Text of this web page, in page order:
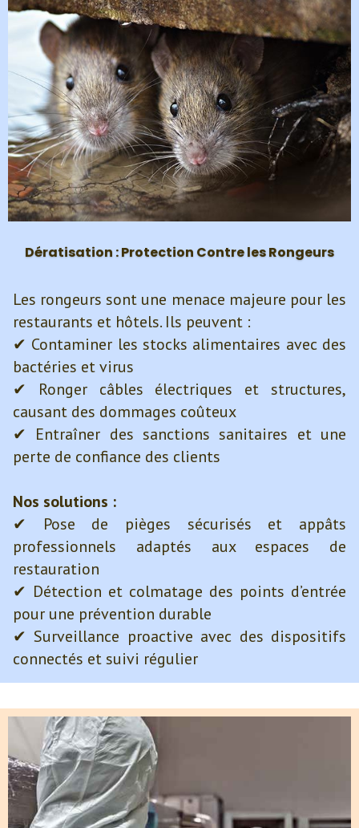
Dératisation : Protection Contre les Rongeurs
Les rongeurs sont une menace majeure pour les
restaurants et hôtels. Ils peuvent :
✔ Contaminer les stocks alimentaires avec des
bactéries et virus
✔ Ronger câbles électriques et structures,
causant des dommages coûteux
✔ Entraîner des sanctions sanitaires et une
perte de confiance des clients
Nos solutions :
✔ Pose de pièges sécurisés et appâts
professionnels adaptés aux espaces de
restauration
✔ Détection et colmatage des points d’entrée
pour une prévention durable
✔ Surveillance proactive avec des dispositifs
connectés et suivi régulier